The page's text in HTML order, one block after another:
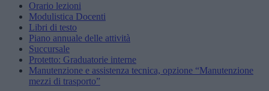
Orario lezioni
Modulistica Docenti
Libri di testo
Piano annuale delle attività
Succursale
Protetto: Graduatorie interne
Manutenzione e assistenza tecnica, opzione “Manutenzione
mezzi di trasporto”